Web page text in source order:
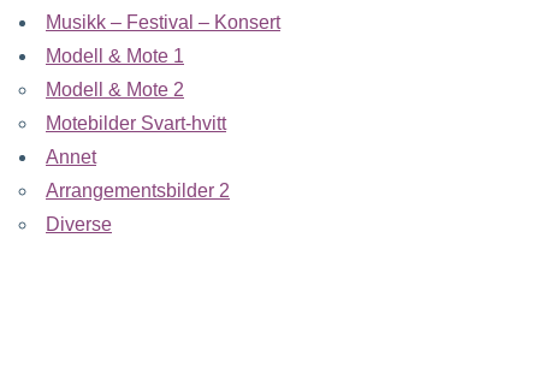
Musikk – Festival – Konsert
Modell & Mote 1
Modell & Mote 2
Motebilder Svart-hvitt
Annet
Arrangementsbilder 2
Diverse